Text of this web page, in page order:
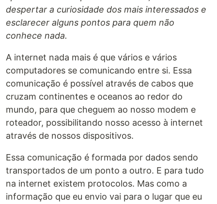
despertar a curiosidade dos mais interessados e
esclarecer alguns pontos para quem não
conhece nada.
A internet nada mais é que vários e vários
computadores se comunicando entre si. Essa
comunicação é possível através de cabos que
cruzam continentes e oceanos ao redor do
mundo, para que cheguem ao nosso modem e
roteador, possibilitando nosso acesso à internet
através de nossos dispositivos.
Essa comunicação é formada por dados sendo
transportados de um ponto a outro. E para tudo
na internet existem protocolos. Mas como a
informação que eu envio vai para o lugar que eu